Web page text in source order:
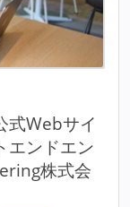
式Webサイ
エンドエン
株式会